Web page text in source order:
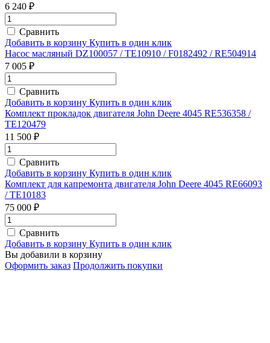
6 240 ₽
Сравнить
Добавить в корзину Купить в один клик
Насос масляный DZ100057 / TE10910 / F0182492 / RE504914
7 005 ₽
Сравнить
Добавить в корзину Купить в один клик
Комплект прокладок двигателя John Deere 4045 RE536358 /
TE120479
11 500 ₽
Сравнить
Добавить в корзину Купить в один клик
Комплект для капремонта двигателя John Deere 4045 RE66093
/ TE10183
75 000 ₽
Сравнить
Добавить в корзину Купить в один клик
Вы добавили в корзину
Оформить заказ Продолжить покупки